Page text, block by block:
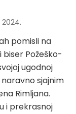
pomisli na
biser Požeško-
ugodnoj
sjajnim
Rimljana.
i prekrasnoj